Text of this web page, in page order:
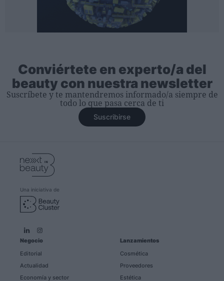
Conviértete en experto/a del
beauty con nuestra newsletter
Suscríbete y te mantendremos informado/a siempre de
todo lo que pasa cerca de ti
Suscribirse
Una iniciativa de
Negocio
Editorial
Actualidad
Economía y sector
Lanzamientos
Cosmética
Proveedores
Estética